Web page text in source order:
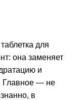
для
она заменяет
и
Главное — не
в